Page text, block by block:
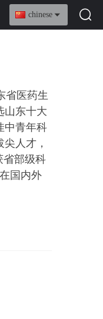
chinese
省医药生
山东十大
中青年科
人才，
省部级科
国内外